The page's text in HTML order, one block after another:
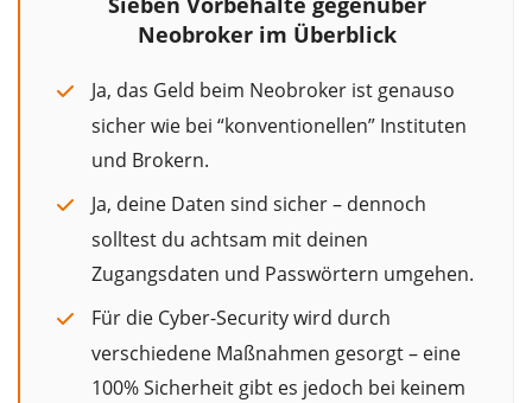
Neobroker im Überblick
Ja, das Geld beim Neobroker ist genauso
sicher wie bei “konventionellen” Instituten
und Brokern.
Ja, deine Daten sind sicher – dennoch
solltest du achtsam mit deinen
Zugangsdaten und Passwörtern umgehen.
Für die Cyber-Security wird durch
verschiedene Maßnahmen gesorgt – eine
100% Sicherheit gibt es jedoch bei keinem